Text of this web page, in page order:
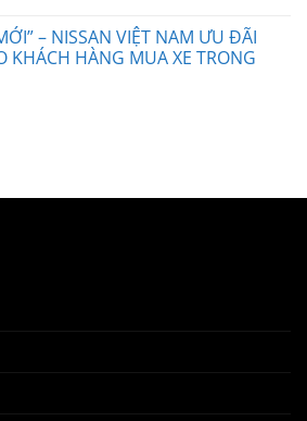
– NISSAN VIỆT NAM ƯU ĐÃI
KHÁCH HÀNG MUA XE TRONG